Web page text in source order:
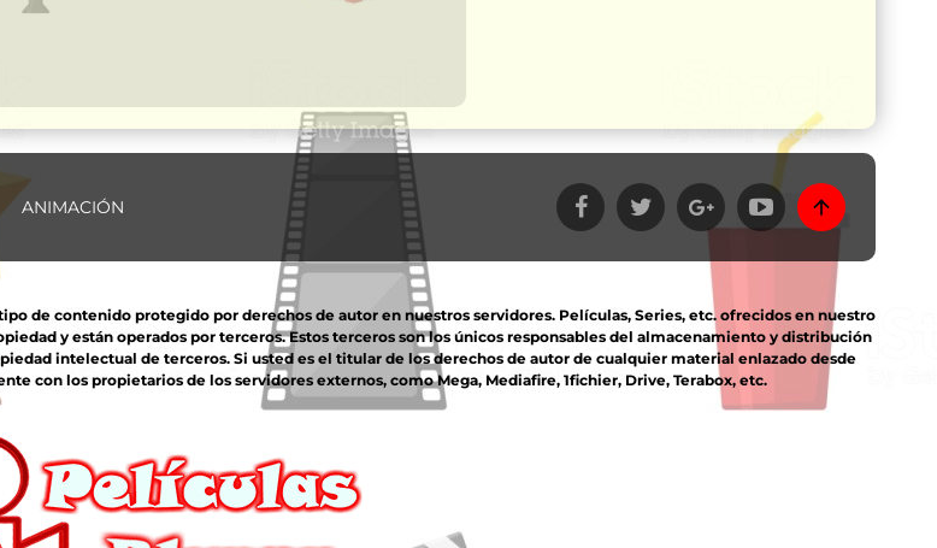
ANIMACIÓN
de contenido protegido por derechos de autor en nuestros servidores. Películas, Series, etc. ofrecidos en nuestro
y están operados por terceros. Estos terceros son los únicos responsables del almacenamiento y distribución
intelectual de terceros. Si usted es el titular de los derechos de autor de cualquier material enlazado desde
con los propietarios de los servidores externos, como Mega, Mediafire, 1fichier, Drive, Terabox, etc.